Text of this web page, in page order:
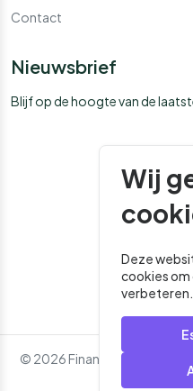
Wij
Deze
cookies
verbeteren.
Contact
Nieuwsbrief
Blijf op de hoogte van de
© 2026 Financial Media. Alle